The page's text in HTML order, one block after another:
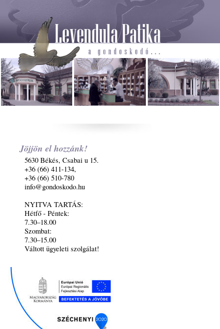
Jöjjön el hozzánk!
5630 Békés, Csabai u 15.
+36 (66) 411-134,
+36 (66) 510-780
info@gondoskodo.hu
NYITVA TARTÁS:
Hétfő - Péntek:
7.30–18.00
Szombat:
7.30–15.00
Váltott ügyeleti szolgálat!